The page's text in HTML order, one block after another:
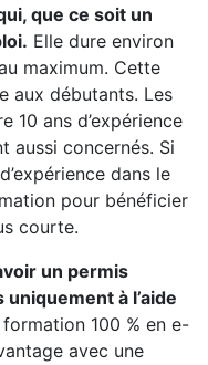
que ce soit un
Elle dure environ
maximum. Cette
aux débutants. Les
10 ans d’expérience
aussi concernés. Si
dans le
pour bénéficier
courte.
un permis
à l’aide
100 % en e-
avec une